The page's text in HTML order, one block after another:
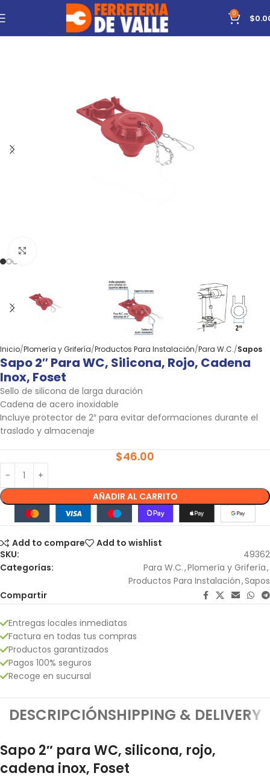
0 $
Inicio Plomería y Grifería Productos Para Instalación Para W.C. Sapos
Sapo 2″ Para WC, Silicona, Rojo, Cadena
Inox, Foset
Sello de silicona de larga duración
Cadena de acero inoxidable
Incluye protector de 2″ para evitar deformaciones durante el
traslado y almacenaje
$46.00
AÑADIR AL CARRITO
Add to compare
Add to wishlist
SKU:
49362
Categorías:
Para W.C.,Plomería y Grifería,
Productos Para Instalación,Sapos
Compartir
Entregas locales inmediatas
Factura en todas tus compras
Productos garantizados
Pagos 100% seguros
Recoge en sucursal
DESCRIPCIÓNSHIPPING & DELIVERY
Sapo 2″ para WC, silicona, rojo,
cadena inox, Foset